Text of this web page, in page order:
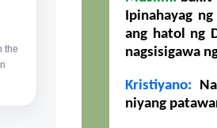
Ipinahayag
ang hatol ng
nagsisigawa
Kristiyano:
niyang